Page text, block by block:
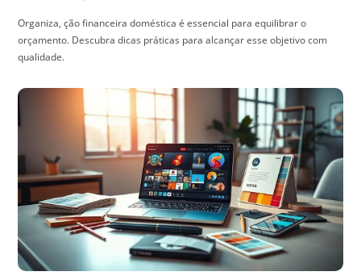
Organiza, ção financeira doméstica é essencial para equilibrar o
orçamento. Descubra dicas práticas para alcançar esse objetivo com
qualidade.